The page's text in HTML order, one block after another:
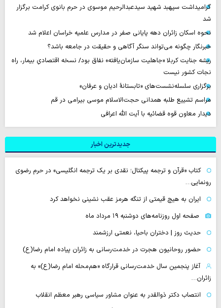
گرامیداشت سپهبد شهید سیدعبدالرحیم موسوی در حرم بانوی کرامت برگزار
شد
نحوه اسکان زائران دهه پایانی صفر در مدارس علمیه خراسان اعلام شد
خبرنگار چگونه می‌تواند سنگر آگاهی و حقیقت در جامعه باشد؟
ریشه جنایت کربلا «جاهلیت سازمان‌یافته» نفاق بود/ نسخه اقتصادیِ بیمار، راه
نجات کشور نیست
برگزاری سلسله‌نشست‌های «تابستانهٔ ادیان و عرفان»
مراسم تشییع طلبه همدانی حجت‌الاسلام موسی بیرامی در قم
دیدار معاون قوه قضائیه با آیت الله اعرافی
جدیدترین اخبار
کتاب «قرآن و ترجمه پیکتال؛ نقدی بر یک ترجمه انگلیسی» در حرم رضوی
رونمایی…
ایران به هیچ قیمتی از تنگه هرمز عقب نشینی نخواهد کرد
صفحه اول روزنامه‌های دوشنبه ۱۹ مرداد ماه
حدیث روز | دختران باحیا، نعمتی ارزشمند
حضور روحانیون هجرت در خدمت‌رسانی به زائران پیاده امام رضا(ع)
آغاز پنجمین سال خدمت‌رسانی قرارگاه «هم‌محله امام رضا(ع)» به
زائران…
انتصاب دکتر ذوالقدر به عنوان مشاور سیاسی رهبر معظم انقلاب